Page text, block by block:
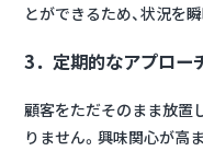
とができるため、状況を
3．定期的なアプロー
顧客をただそのまま放置
りません。興味関心が高